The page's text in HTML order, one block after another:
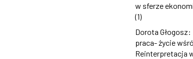
w sferze
(1)
Dorota
praca- życie
Reinterpretacja